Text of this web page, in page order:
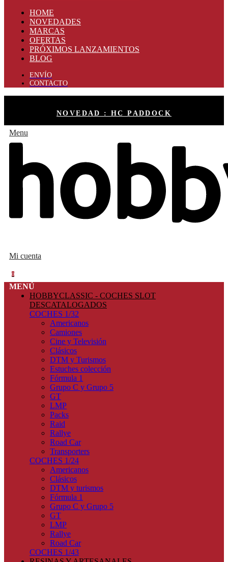
HOME
NOVEDADES
MARCAS
OFERTAS
PRÓXIMOS LANZAMIENTOS
BLOG
ENVÍO
CONTACTO
NOVEDAD : HC PADDOCK
Menu
Mi cuenta
0
MENÚ
HOBBYCLASSIC - COCHES SLOT
DESCATALOGADOS
COCHES 1/32
Americanos
Camiones
Cine y Televisión
Clásicos
DTM y Turismos
Estuches colección
Fórmula 1
Grupo C y Grupo 5
GT
LMP
Packs
Raid
Rallye
Road Car
Transporters
COCHES 1/24
Americanos
Clásicos
DTM y turismos
Fórmula 1
Grupo C y Grupo 5
GT
LMP
Rallye
Road Car
COCHES 1/43